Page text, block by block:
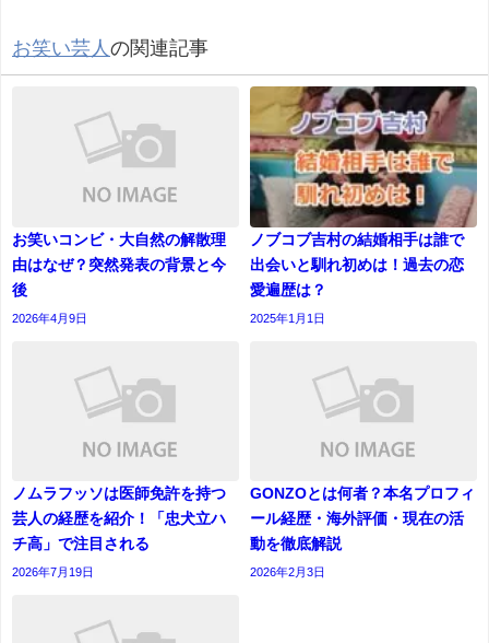
お笑い芸人 の関連記事
お笑いコンビ・大自然の解散理
由はなぜ？突然発表の背景と今
後
2026年4月9日
ノブコブ吉村の結婚相手は誰で
出会いと馴れ初めは！過去の恋
愛遍歴は？
2025年1月1日
ノムラフッソは医師免許を持つ
芸人の経歴を紹介！「忠犬立ハ
チ高」で注目される
2026年7月19日
GONZOとは何者？本名プロフィ
ール経歴・海外評価・現在の活
動を徹底解説
2026年2月3日